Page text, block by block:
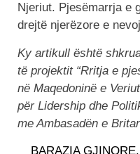
Njeriut. Pjesëmarrja e
drejtë njerëzore e
Ky artikull është
të projektit “Rritja e
në Maqedoninë e
për Lidership dhe
me Ambasadën e
BARAZIA GJINORE,